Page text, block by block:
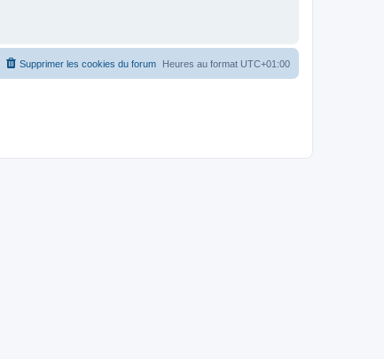
Heures au format UTC+01:00
Supprimer les cookies du forum